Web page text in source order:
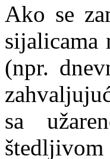
Ako se
sijalicama
(npr.
sa